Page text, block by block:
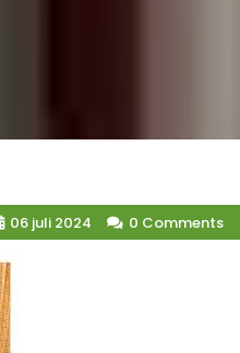
06 juli 2024 0 Comments